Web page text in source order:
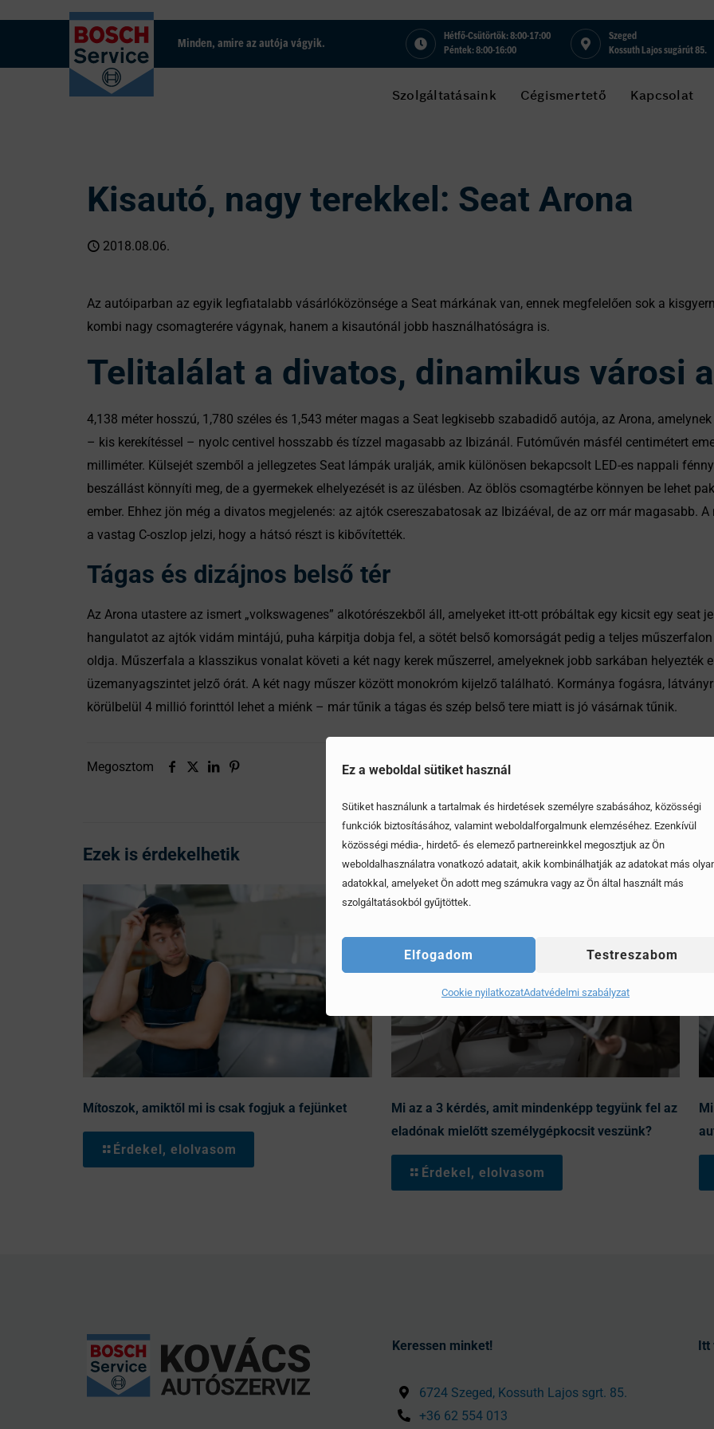
Ez a weboldal sütiket használ
Sütiket használunk a tartalmak és hirdetések személyre szabásához, közösségi
funkciók biztosításához, valamint weboldalforgalmunk elemzéséhez. Ezenkívül
közösségi média-, hirdető- és elemező partnereinkkel megosztjuk az Ön
weboldalhasználatra vonatkozó adatait, akik kombinálhatják az adatokat más
adatokkal, amelyeket Ön adott meg számukra vagy az Ön által használt más
szolgáltatásokból gyűjtöttek.
Elfogadom Testreszabom
Cookie nyilatkozatAdatvédelmi szabályzat
Minden, amire az autója vágyik.
Hétfő-Csütörtök: 8:00-17:00
Péntek: 8:00-16:00
Szeged
Kossuth Lajos sugárút 85.
Szolgáltatásaink Cégismertető Kapcsolat
Kisautó, nagy terekkel: Seat Arona
2018.08.06.
Az autóiparban az egyik legfiatalabb vásárlóközönsége a Seat márkának van, ennek megfelelően sok a
kombi nagy csomagterére vágynak, hanem a kisautónál jobb használhatóságra is.
Telitalálat a divatos, dinamikus városi
4,138 méter hosszú, 1,780 széles és 1,543 méter magas a Seat legkisebb szabadidő autója, az Arona,
– kis kerekítéssel – nyolc centivel hosszabb és tízzel magasabb az Ibizánál. Futóművén másfél centimétert
milliméter. Külsejét szemből a jellegzetes Seat lámpák uralják, amik különösen bekapcsolt LED-es nappali
beszállást könnyíti meg, de a gyermekek elhelyezését is az ülésben. Az öblös csomagtérbe könnyen be lehet
ember. Ehhez jön még a divatos megjelenés: az ajtók csereszabatosak az Ibizáéval, de az orr már magasabb.
a vastag C-oszlop jelzi, hogy a hátsó részt is kibővítették.
Tágas és dizájnos belső tér
Az Arona utastere az ismert „volkswagenes” alkotórészekből áll, amelyeket itt-ott próbáltak egy kicsit egy seat
hangulatot az ajtók vidám mintájú, puha kárpitja dobja fel, a sötét belső komorságát pedig a teljes
oldja. Műszerfala a klasszikus vonalat követi a két nagy kerek műszerrel, amelyeknek jobb sarkában helyezték
üzemanyagszintet jelző órát. A két nagy műszer között monokróm kijelző található. Kormánya fogásra,
körülbelül 4 millió forinttól lehet a miénk – már tűnik a tágas és szép belső tere miatt is jó vásárnak tűnik.
Megosztom
Ezek is érdekelhetik
Mítoszok, amiktől mi is csak fogjuk a fejünket
Érdekel, elolvasom
Mi az a 3 kérdés, amit mindenképp tegyünk fel az
eladónak mielőtt személygépkocsit veszünk?
Érdekel, elolvasom
Keressen minket!
6724 Szeged, Kossuth Lajos sgrt. 85.
+36 62 554 013
Itt